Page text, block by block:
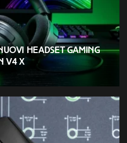
headset gaming
V4 X